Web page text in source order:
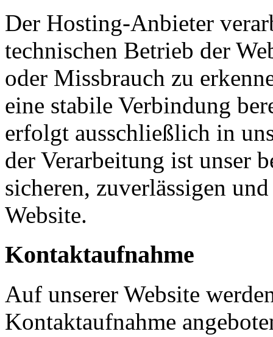
Der Hosting-Anbieter
technischen Betrieb der
oder Missbrauch zu
eine stabile Verbindung
erfolgt ausschließlich in
der Verarbeitung ist unser
sicheren, zuverlässigen
Website.
Kontaktaufnahme
Auf unserer Website
Kontaktaufnahme